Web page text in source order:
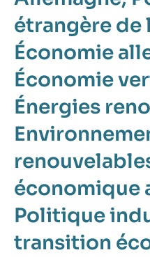
étrangère de
Économie
Économie
Énergies
économique
Politique
transition